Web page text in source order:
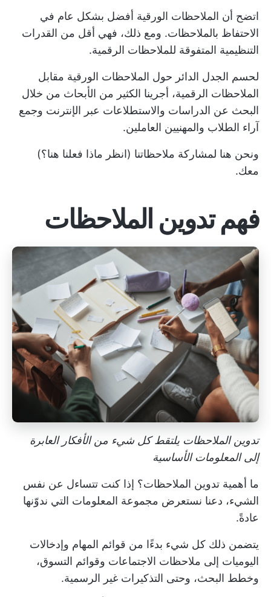
اتضح أن الملاحظات الورقية أفضل بشكل عام في
الاحتفاظ بالملاحظات. ومع ذلك، فهي أقل من القدرات
التنظيمية المتفوقة للملاحظات الرقمية.
لحسم الجدل الدائر حول الملاحظات الورقية مقابل
الملاحظات الرقمية، أجرينا الكثير من الأبحاث من خلال
البحث عن الدراسات والاستطلاعات عبر الإنترنت وجمع
آراء الطلاب والمهنيين العاملين.
ونحن هنا لمشاركة ملاحظاتنا (انظر ماذا فعلنا هنا؟)
معك.
فهم تدوين الملاحظات
تدوين الملاحظات يلتقط كل شيء من الأفكار العابرة
إلى المعلومات الأساسية
ما أهمية تدوين الملاحظات؟ إذا كنت تتساءل عن نفس
الشيء، دعنا نستعرض مجموعة المعلومات التي ندوّنها
عادةً.
يتضمن ذلك كل شيء بدءًا من قوائم المهام وإدخالات
اليوميات إلى ملاحظات الاجتماعات وقوائم التسوق،
وخطط البحث، وحتى التذكيرات غير الرسمية.